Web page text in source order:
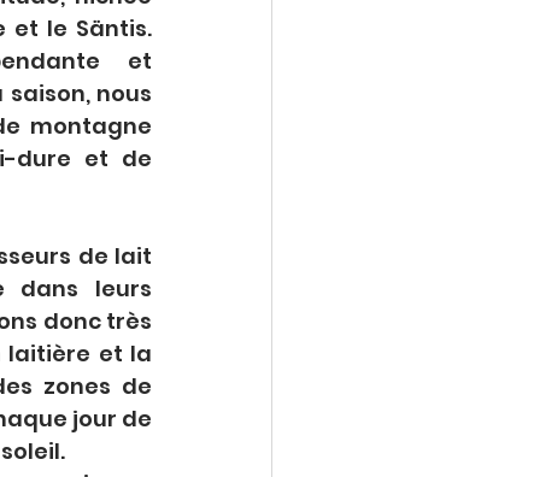
et le Säntis.
et
nous
montagne
dure et de
de lait
dans leurs
donc très
laitière et la
zones de
jour de